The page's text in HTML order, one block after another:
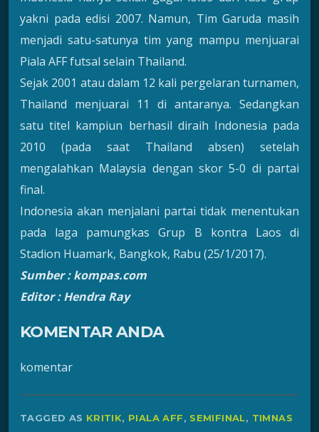
yakni pada edisi 2007. Namun, Tim Garuda masih
menjadi satu-satunya tim yang mampu menjuarai
Piala AFF futsal selain Thailand.
Sejak 2001 atau dalam 12 kali pergelaran turnamen,
Thailand menjuarai 11 di antaranya. Sedangkan
satu titel kampiun berhasil diraih Indonesia pada
2010 (pada saat Thailand absen) setelah
mengalahkan Malaysia dengan skor 5-0 di partai
final.
Indonesia akan menjalani partai tidak menentukan
pada laga pamungkas Grup B kontra Laos di
Stadion Huamark, Bangkok, Rabu (25/1/2017).
Sumber : kompas.com
Editor : Hendra Ray
KOMENTAR ANDA
komentar
TAGGED AS KRITIK, PIALA AFF, SEMIFINAL, TIMNAS